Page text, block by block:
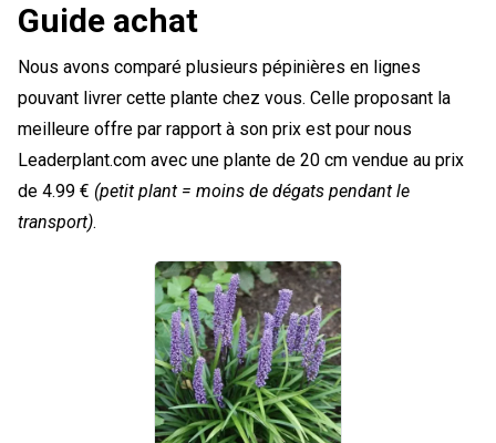
Guide achat
Nous avons comparé plusieurs pépinières en lignes
pouvant livrer cette plante chez vous. Celle proposant la
meilleure offre par rapport à son prix est pour nous
Leaderplant.com avec une plante de 20 cm vendue au prix
de 4.99 € (petit plant = moins de dégats pendant le
transport).